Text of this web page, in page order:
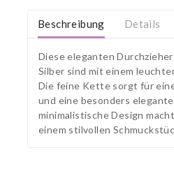
Beschreibung Details
Diese eleganten
Silber sind mit einem
Die feine Kette sorgt für
und eine besonders
minimalistische Design
einem stilvollen